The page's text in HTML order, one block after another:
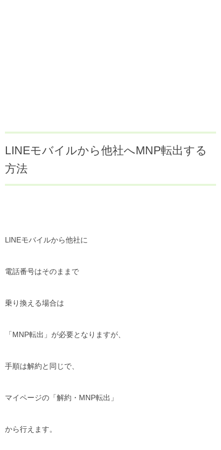
LINEモバイルから他社へMNP転出する
方法
LINEモバイルから他社に
電話番号はそのままで
乗り換える場合は
「MNP転出」が必要となりますが、
手順は解約と同じで、
マイページの「解約・MNP転出」
から行えます。